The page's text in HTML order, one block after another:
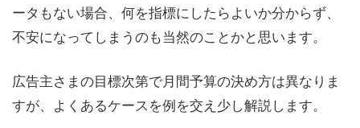
ータもない場合、何を指標にしたらよいか分からず、
不安になってしまうのも当然のことかと思います。
広告主さまの目標次第で月間予算の決め方は異なりま
すが、よくあるケースを例を交え少し解説します。